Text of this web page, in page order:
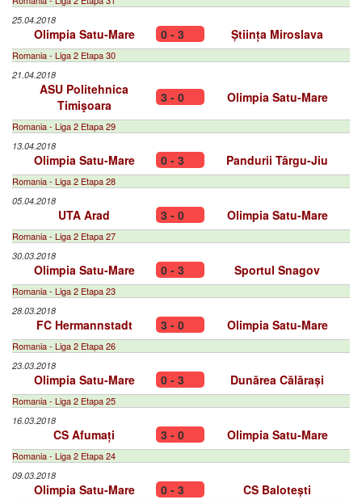
25.04.2018
Olimpia Satu-Mare 0 - 3 Știința Miroslava
Romania - Liga 2 Etapa 30
21.04.2018
ASU Politehnica
Timişoara
3 - 0 Olimpia Satu-Mare
Romania - Liga 2 Etapa 29
13.04.2018
Olimpia Satu-Mare 0 - 3 Pandurii Târgu-Jiu
Romania - Liga 2 Etapa 28
05.04.2018
UTA Arad 3 - 0 Olimpia Satu-Mare
Romania - Liga 2 Etapa 27
30.03.2018
Olimpia Satu-Mare 0 - 3 Sportul Snagov
Romania - Liga 2 Etapa 23
28.03.2018
FC Hermannstadt 3 - 0 Olimpia Satu-Mare
Romania - Liga 2 Etapa 26
23.03.2018
Olimpia Satu-Mare 0 - 3 Dunărea Călărași
Romania - Liga 2 Etapa 25
16.03.2018
CS Afumați 3 - 0 Olimpia Satu-Mare
Romania - Liga 2 Etapa 24
09.03.2018
Olimpia Satu-Mare 0 - 3 CS Balotești